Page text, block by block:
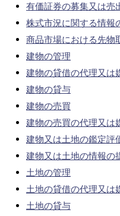
有価証券の募集又は売
株式市況に関する情報
商品市場における先物
建物の管理
建物の貸借の代理又は
建物の貸与
建物の売買
建物の売買の代理又は
建物又は土地の鑑定評
建物又は土地の情報の
土地の管理
土地の貸借の代理又は
土地の貸与